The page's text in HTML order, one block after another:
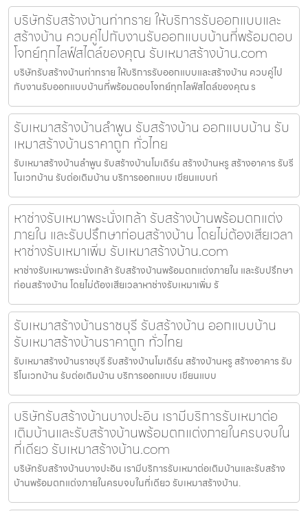
บริษัทรับสร้างบ้านท่าทราย ให้บริการรับออกแบบและ
สร้างบ้าน ควบคู่ไปกับงานรับออกแบบบ้านที่พร้อมตอบ
โจทย์ทุกไลฟ์สไตล์ของคุณ รับเหมาสร้างบ้าน.com
บริษัทรับสร้างบ้านท่าทราย ให้บริการรับออกแบบและสร้างบ้าน ควบคู่ไป
กับงานรับออกแบบบ้านที่พร้อมตอบโจทย์ทุกไลฟ์สไตล์ของคุณ ร
รับเหมาสร้างบ้านลำพูน รับสร้างบ้าน ออกแบบบ้าน รับ
เหมาสร้างบ้านราคาถูก ทั่วไทย
รับเหมาสร้างบ้านลำพูน รับสร้างบ้านโมเดิร์น สร้างบ้านหรู สร้างอาคาร รับรี
โนเวทบ้าน รับต่อเติมบ้าน บริการออกแบบ เขียนแบบก่
หาช่างรับเหมาพระนั่งเกล้า รับสร้างบ้านพร้อมตกแต่ง
ภายใน และรับปรึกษาก่อนสร้างบ้าน โดยไม่ต้องเสียเวลา
หาช่างรับเหมาเพิ่ม รับเหมาสร้างบ้าน.com
หาช่างรับเหมาพระนั่งเกล้า รับสร้างบ้านพร้อมตกแต่งภายใน และรับปรึกษา
ก่อนสร้างบ้าน โดยไม่ต้องเสียเวลาหาช่างรับเหมาเพิ่ม รั
รับเหมาสร้างบ้านราชบุรี รับสร้างบ้าน ออกแบบบ้าน
รับเหมาสร้างบ้านราคาถูก ทั่วไทย
รับเหมาสร้างบ้านราชบุรี รับสร้างบ้านโมเดิร์น สร้างบ้านหรู สร้างอาคาร รับ
รีโนเวทบ้าน รับต่อเติมบ้าน บริการออกแบบ เขียนแบบ
บริษัทรับสร้างบ้านบางปะอิน เรามีบริการรับเหมาต่อ
เติมบ้านและรับสร้างบ้านพร้อมตกแต่งภายในครบจบใน
ที่เดียว รับเหมาสร้างบ้าน.com
บริษัทรับสร้างบ้านบางปะอิน เรามีบริการรับเหมาต่อเติมบ้านและรับสร้าง
บ้านพร้อมตกแต่งภายในครบจบในที่เดียว รับเหมาสร้างบ้าน.